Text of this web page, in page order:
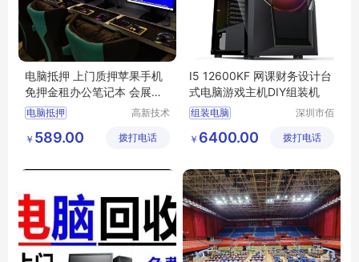
电脑抵押 上门质押苹果手机
免押金租办公笔记本 会展平
板电视租赁
电脑抵押
高新技术
区良驹电
￥ 589.00 拨打电话
I5 12600KF 网课财务设计台
式电脑游戏主机DIY组装机
组装电脑
华强北采购电脑
台式电脑采购
深圳市佰
技有限公
￥ 6400.00 拨打电话